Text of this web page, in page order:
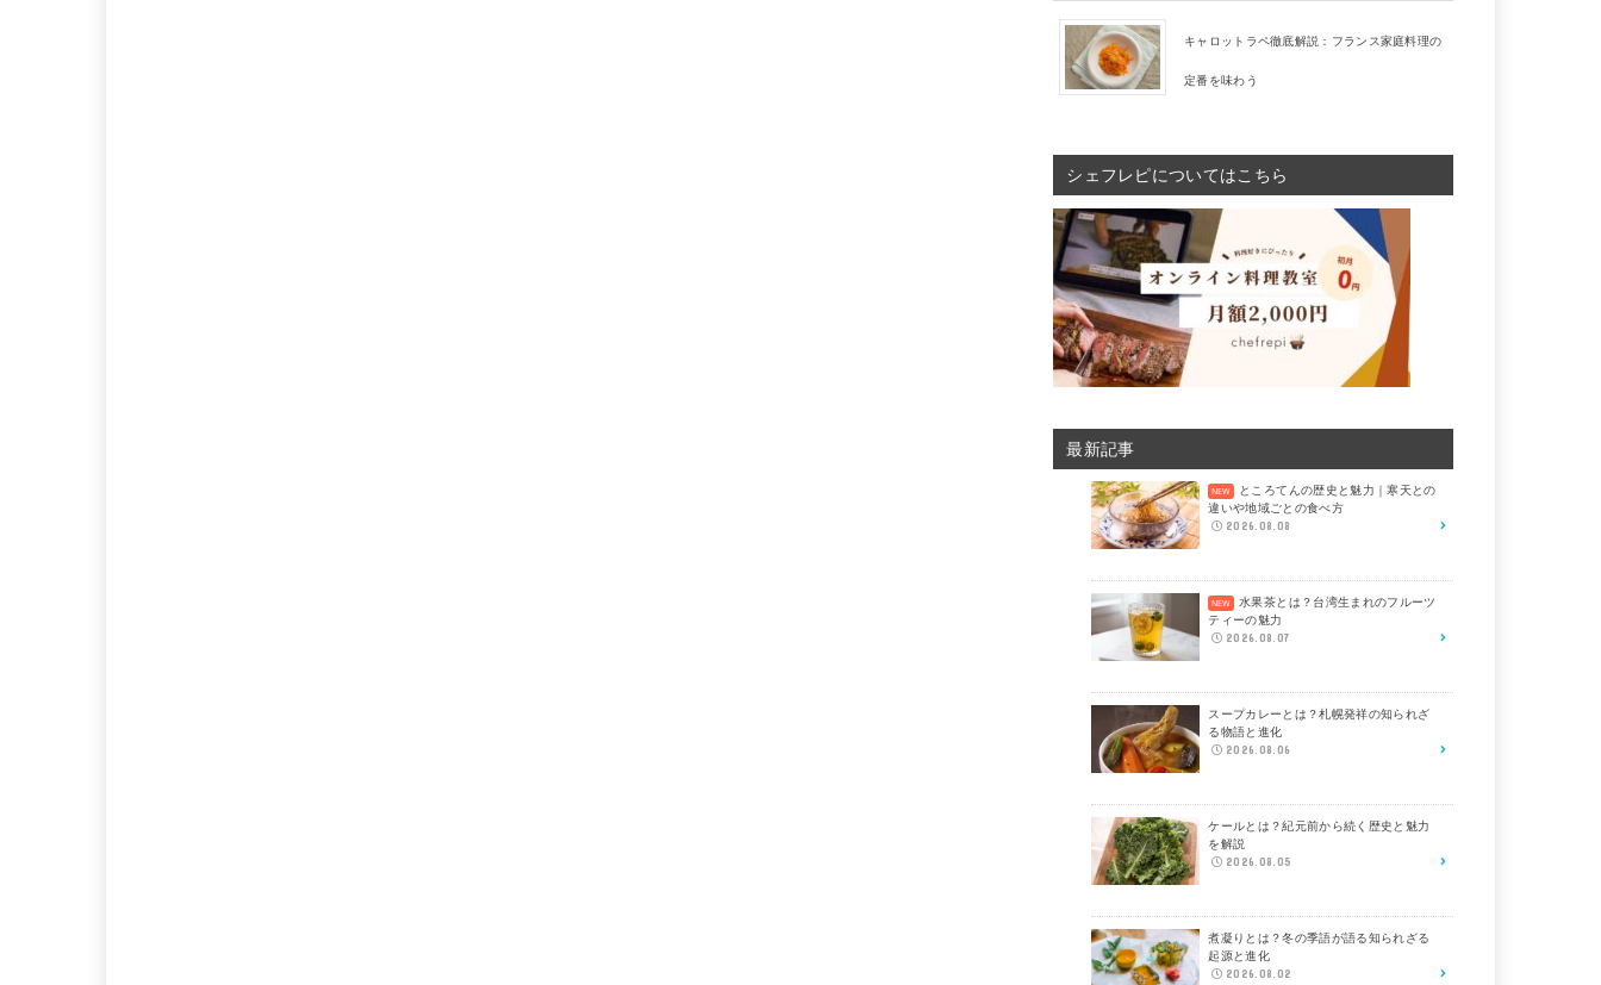
キャロットラペ徹底解説：フランス家庭料理の
定番を味わう
シェフレピについてはこちら
最新記事
ところてんの歴史と魅力｜寒天との
違いや地域ごとの食べ方
2026.08.08
水果茶とは？台湾生まれのフルーツ
ティーの魅力
2026.08.07
スープカレーとは？札幌発祥の知られざ
る物語と進化
2026.08.06
ケールとは？紀元前から続く歴史と魅力
を解説
2026.08.05
煮凝りとは？冬の季語が語る知られざる
起源と進化
2026.08.02